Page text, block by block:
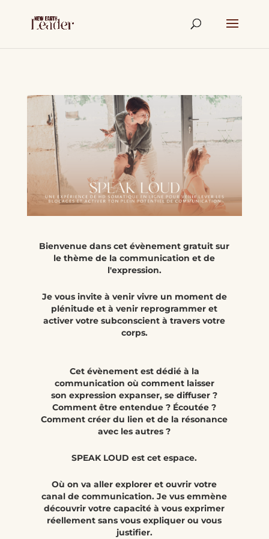
Bienvenue dans cet évènement gratuit sur
le thème de la communication et de
l'expression.
Je vous invite à venir vivre un moment de
plénitude et à venir reprogrammer et
activer votre subconscient à travers votre
corps.
Cet évènement est dédié à la
communication où comment laisser
son expression expanser, se diffuser ?
Comment être entendue ? Écoutée ?
Comment créer du lien et de la résonance
avec les autres ?
SPEAK LOUD est cet espace.
Où on va aller explorer et ouvrir votre
canal de communication. Je vus emmène
découvrir votre capacité à vous exprimer
réellement sans vous expliquer ou vous
justifier.